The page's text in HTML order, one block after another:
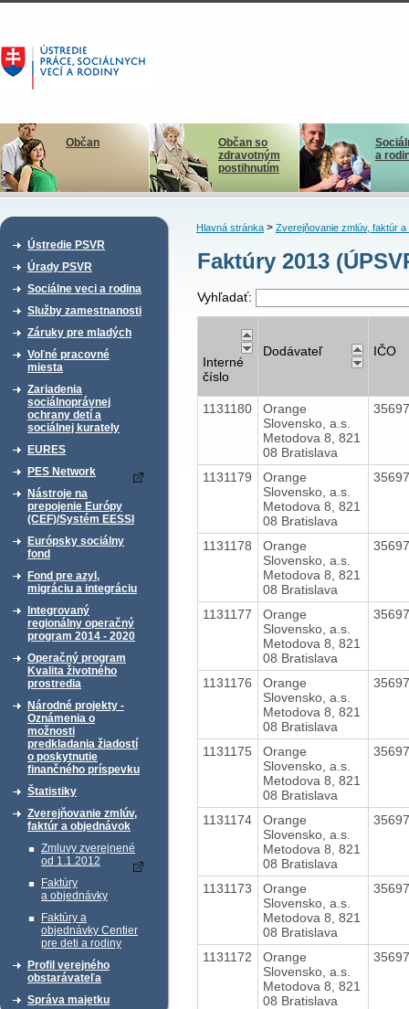
Občan
Občan so
zdravotným
postihnutím
a
Ústredie PSVR
Úrady PSVR
Sociálne veci a rodina
Služby zamestnanosti
Záruky pre mladých
Voľné pracovné
miesta
Zariadenia
sociálnoprávnej
ochrany detí a
sociálnej kurately
EURES
PES Network
Nástroje na
prepojenie Európy
(CEF)/Systém EESSI
Európsky sociálny
fond
Fond pre azyl,
migráciu a integráciu
Integrovaný
regionálny operačný
program 2014 - 2020
Operačný program
Kvalita životného
prostredia
Národné projekty -
Oznámenia o
možnosti
predkladania žiadostí
o poskytnutie
finančného príspevku
Štatistiky
Zverejňovanie zmlúv,
faktúr a objednávok
Zmluvy zverejnené
od 1.1.2012
Faktúry
a objednávky
Faktúry a
objednávky Centier
pre deti a rodiny
Profil verejného
obstarávateľa
Správa majetku
Hlavná stránka> Zverejňovanie zmlúv, faktúr a
Faktúry 2013
Vyhľadať:
Interné
číslo
Dodávateľ IČO
1131180
Orange
Slovensko, a.s.
Metodova 8, 821
08 Bratislava
1131179
Orange
Slovensko, a.s.
Metodova 8, 821
08 Bratislava
1131178
Orange
Slovensko, a.s.
Metodova 8, 821
08 Bratislava
1131177
Orange
Slovensko, a.s.
Metodova 8, 821
08 Bratislava
1131176
Orange
Slovensko, a.s.
Metodova 8, 821
08 Bratislava
1131175
Orange
Slovensko, a.s.
Metodova 8, 821
08 Bratislava
1131174
Orange
Slovensko, a.s.
Metodova 8, 821
08 Bratislava
1131173
Orange
Slovensko, a.s.
Metodova 8, 821
08 Bratislava
1131172
Orange
Slovensko, a.s.
Metodova 8, 821
08 Bratislava